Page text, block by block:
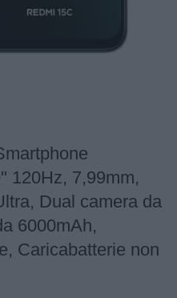
120Hz, 7,99mm,
Dual camera da
6000mAh,
Caricabatterie non